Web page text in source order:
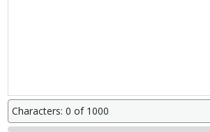
Characters: 0 of 1000